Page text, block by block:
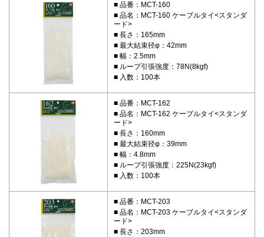
品番：MCT-160
品名：MCT-160 ケーブルタイ<スタンダ
ード>
長さ：165mm
最大結束径φ：42mm
幅：2.5mm
ループ引張強度：78N(8kgf)
入数：100本
品番：MCT-162
品名：MCT-162 ケーブルタイ<スタンダ
ード>
長さ：160mm
最大結束径φ：39mm
幅：4.8mm
ループ引張強度：225N(23kgf)
入数：100本
品番：MCT-203
品名：MCT-203 ケーブルタイ<スタンダ
ード>
長さ：203mm